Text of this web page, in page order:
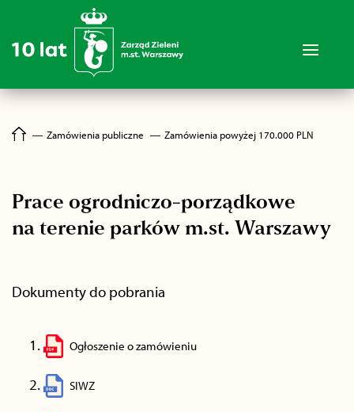
― Zamówienia publiczne ― Zamówienia powyżej 170.000 PLN
Prace ogrodniczo-porządkowe
na terenie parków m.st. Warszawy
Dokumenty do pobrania
Ogłoszenie o zamówieniu
SIWZ